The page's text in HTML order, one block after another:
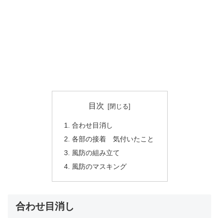
目次
合わせ目消し
各部の接着 気付いたこと
風防の組み立て
風防のマスキング
合わせ目消し